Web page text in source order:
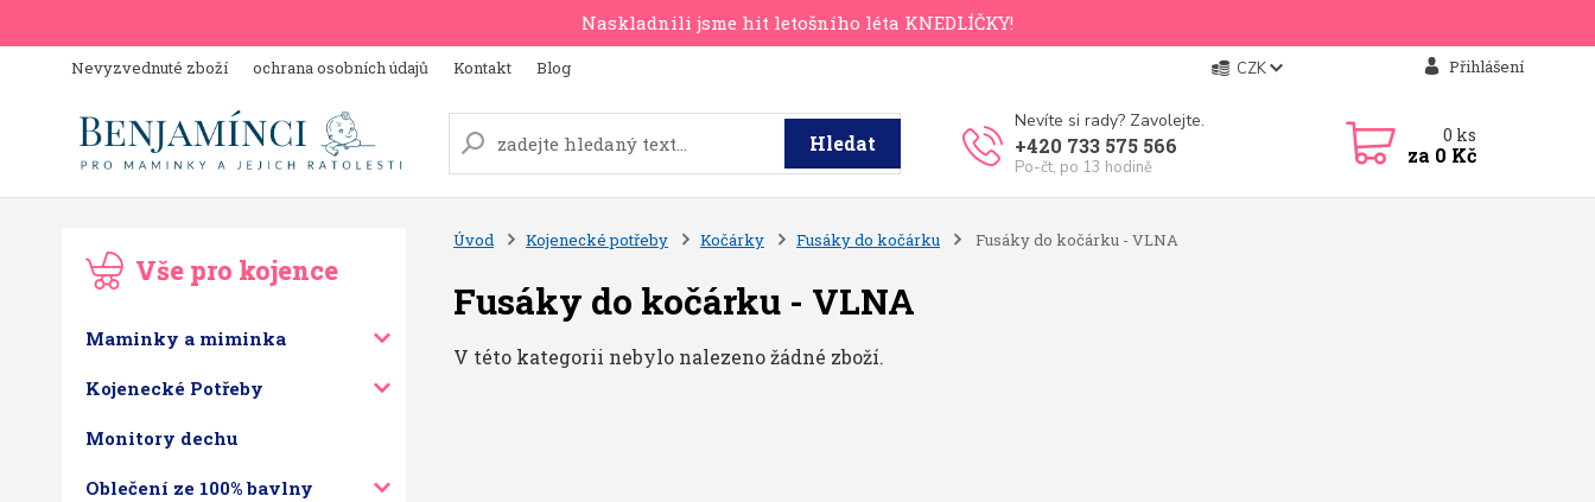
Naskladnili jsme hit letošního léta KNEDLÍČKY!
Nevyzvednuté zboží ochrana osobních údajů Kontakt Blog CZK Přihlášení
Hledat
Nevíte si rady? Zavolejte.
+420 733 575 566
Po-čt, po 13 hodině
0 ks
za 0 Kč
Vše pro kojence
Maminky a miminka
Kojenecké Potřeby
Monitory dechu
Oblečení ze 100% bavlny
Úvod Kojenecké potřeby Kočárky Fusáky do kočárku Fusáky do kočárku - VLNA
Fusáky do kočárku - VLNA
V této kategorii nebylo nalezeno žádné zboží.